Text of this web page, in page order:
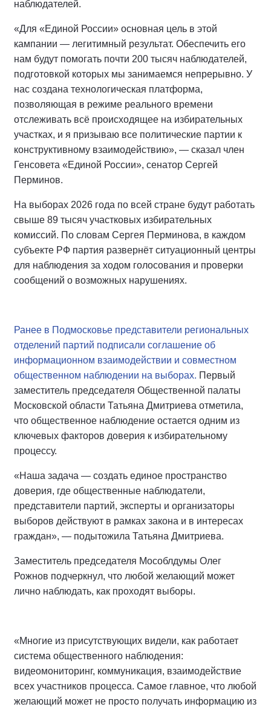
наблюдателей.
«Для «Единой России» основная цель в этой
кампании — легитимный результат. Обеспечить его
нам будут помогать почти 200 тысяч наблюдателей,
подготовкой которых мы занимаемся непрерывно. У
нас создана технологическая платформа,
позволяющая в режиме реального времени
отслеживать всё происходящее на избирательных
участках, и я призываю все политические партии к
конструктивному взаимодействию», — сказал член
Генсовета «Единой России», сенатор Сергей
Перминов.
На выборах 2026 года по всей стране будут работать
свыше 89 тысяч участковых избирательных
комиссий. По словам Сергея Перминова, в каждом
субъекте РФ партия развернёт ситуационный центры
для наблюдения за ходом голосования и проверки
сообщений о возможных нарушениях.
Ранее в Подмосковье представители региональных
отделений партий подписали соглашение об
информационном взаимодействии и совместном
общественном наблюдении на выборах. Первый
заместитель председателя Общественной палаты
Московской области Татьяна Дмитриева отметила,
что общественное наблюдение остается одним из
ключевых факторов доверия к избирательному
процессу.
«Наша задача — создать единое пространство
доверия, где общественные наблюдатели,
представители партий, эксперты и организаторы
выборов действуют в рамках закона и в интересах
граждан», — подытожила Татьяна Дмитриева.
Заместитель председателя Мособлдумы Олег
Рожнов подчеркнул, что любой желающий может
лично наблюдать, как проходят выборы.
«Многие из присутствующих видели, как работает
система общественного наблюдения:
видеомониторинг, коммуникация, взаимодействие
всех участников процесса. Самое главное, что любой
желающий может не просто получать информацию из